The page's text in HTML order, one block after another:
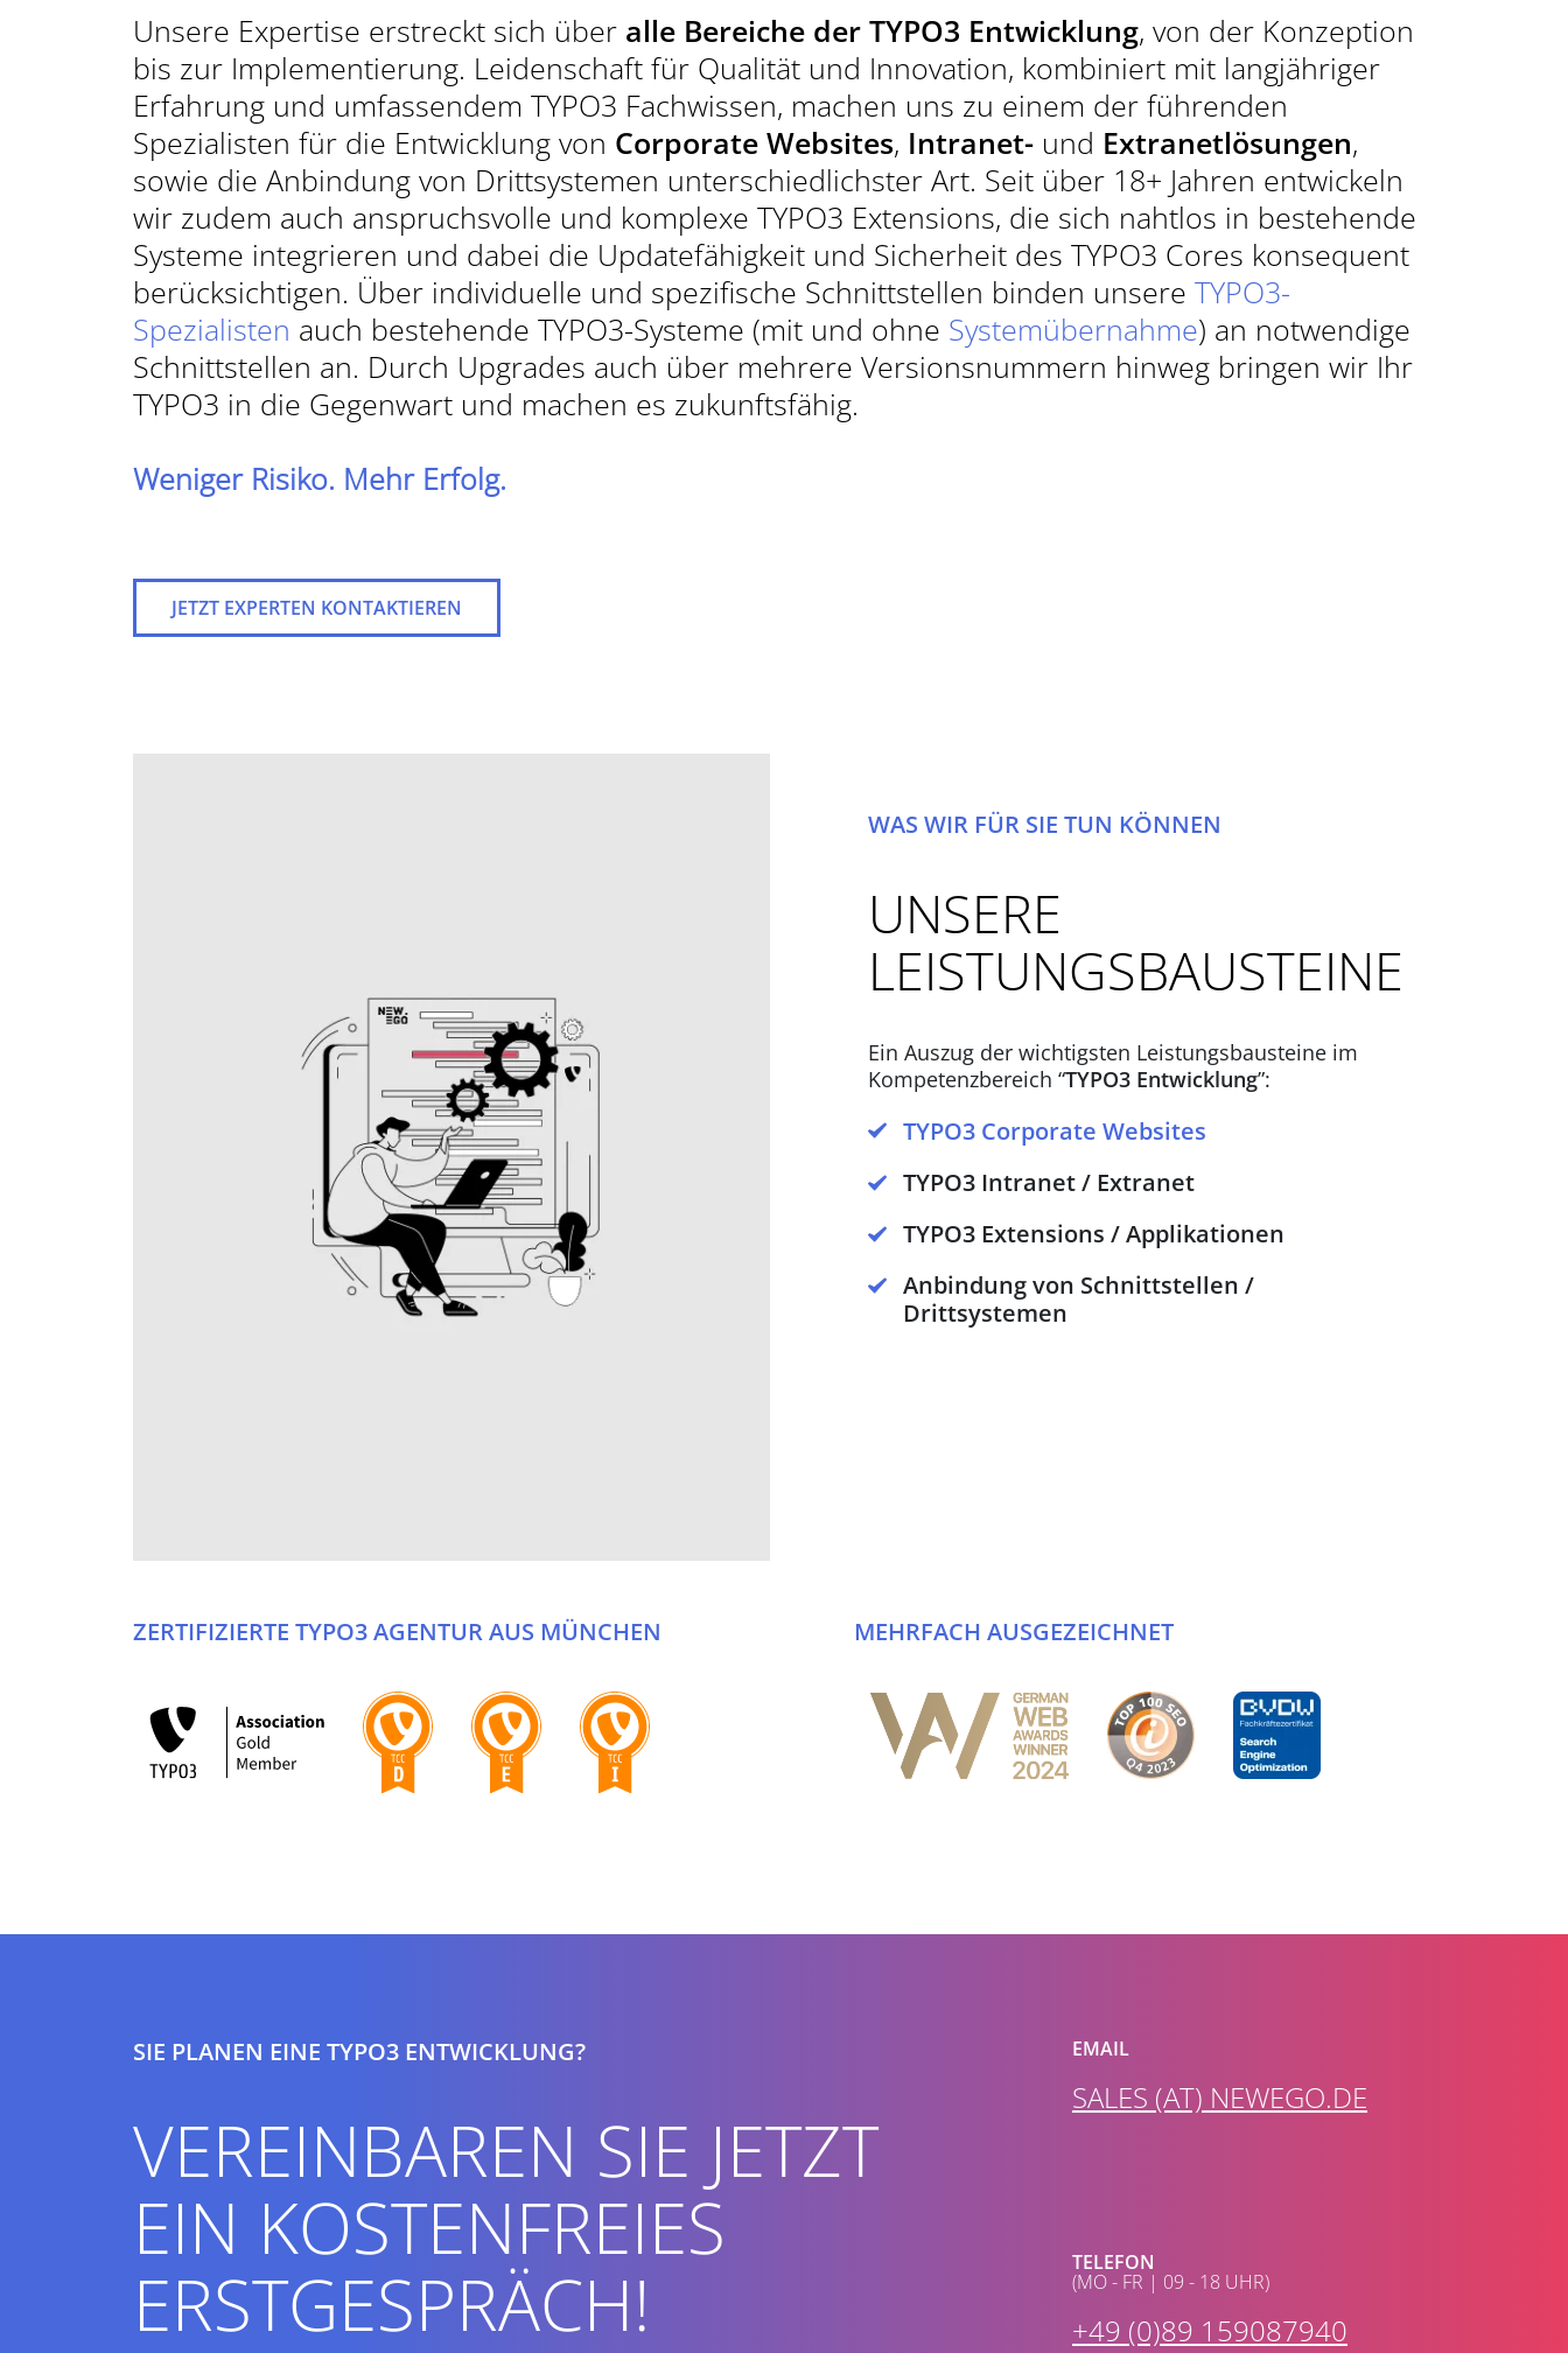
KONTAKT AUFNEHMEN
TYPO3 BLOG
TYPO3-PROJEKT.
JETZT KONTAKT AUFNEHMEN
TELEFON
(MO - FR | 09 - 18 UHR)
+49 (0)89 159087940
Unsere Expertise erstreckt sich über alle Bereiche der TYPO3 Entwicklung, von der Konzeption
bis zur Implementierung. Leidenschaft für Qualität und Innovation, kombiniert mit langjähriger
Erfahrung und umfassendem TYPO3 Fachwissen, machen uns zu einem der führenden
Spezialisten für die Entwicklung von Corporate Websites, Intranet- und Extranetlösungen,
sowie die Anbindung von Drittsystemen unterschiedlichster Art. Seit über 18+ Jahren entwickeln
wir zudem auch anspruchsvolle und komplexe TYPO3 Extensions, die sich nahtlos in bestehende
Systeme integrieren und dabei die Updatefähigkeit und Sicherheit des TYPO3 Cores konsequent
berücksichtigen. Über individuelle und spezifische Schnittstellen binden unsere TYPO3-
Spezialisten auch bestehende TYPO3-Systeme (mit und ohne Systemübernahme) an notwendige
Schnittstellen an. Durch Upgrades auch über mehrere Versionsnummern hinweg bringen wir Ihr
TYPO3 in die Gegenwart und machen es zukunftsfähig.
Weniger Risiko. Mehr Erfolg.
JETZT EXPERTEN KONTAKTIEREN
WAS WIR FÜR SIE TUN KÖNNEN
UNSERE
LEISTUNGSBAUSTEINE
Ein Auszug der wichtigsten Leistungsbausteine im
Kompetenzbereich “TYPO3 Entwicklung”:
TYPO3 Corporate Websites
TYPO3 Intranet / Extranet
TYPO3 Extensions / Applikationen
Anbindung von Schnittstellen /
Drittsystemen
ZERTIFIZIERTE TYPO3 AGENTUR AUS MÜNCHEN MEHRFACH AUSGEZEICHNET
SIE PLANEN EINE TYPO3 ENTWICKLUNG?
VEREINBAREN SIE JETZT
EIN KOSTENFREIES
ERSTGESPRÄCH!
EMAIL
SALES (AT) NEWEGO.DE
TELEFON
(MO - FR | 09 - 18 UHR)
+49 (0)89 159087940